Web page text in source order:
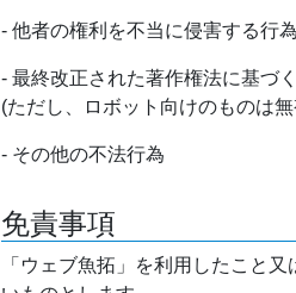
- 他者の権利を不当に侵害する行為
- 最終改正された著作権法に基づ
(ただし、ロボット向けのものは
- その他の不法行為
免責事項
「ウェブ魚拓」を利用したこと